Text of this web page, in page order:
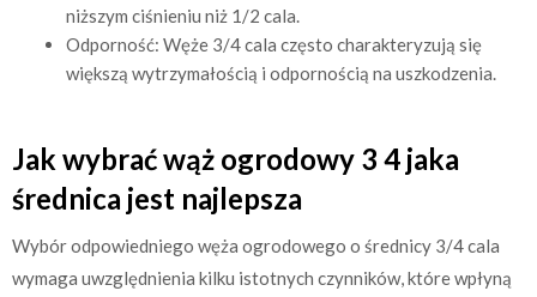
niższym ciśnieniu niż 1/2 cala.
Odporność: Węże 3/4 cala często charakteryzują się
większą wytrzymałością i odpornością na uszkodzenia.
Jak wybrać wąż ogrodowy 3 4 jaka
średnica jest najlepsza
Wybór odpowiedniego węża ogrodowego o średnicy 3/4 cala
wymaga uwzględnienia kilku istotnych czynników, które wpłyną